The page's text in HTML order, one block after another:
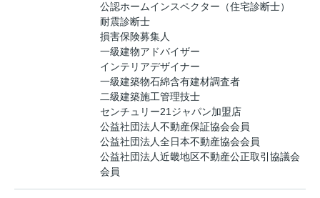
公認ホームインスペクター（住宅診断士）
耐震診断士
損害保険募集人
一級建物アドバイザー
インテリアデザイナー
一級建築物石綿含有建材調査者
二級建築施工管理技士
センチュリー21ジャパン加盟店
公益社団法人不動産保証協会会員
公益社団法人全日本不動産協会会員
公益社団法人近畿地区不動産公正取引協議会
会員